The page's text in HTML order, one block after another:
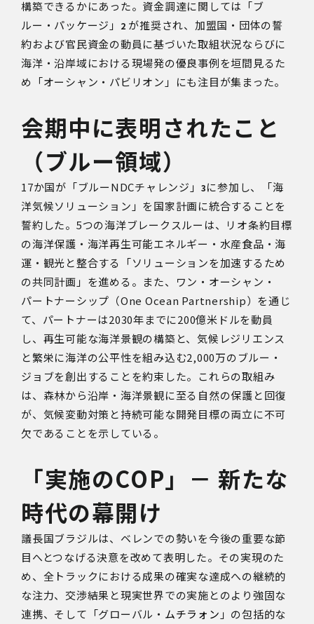
構築できるかにあった。資金調達に関しては「ブ
ルー・パッケージ」
2 が推奨され、加盟国・団体の誓
約および官民資金の動員に基づいた取組状況ならびに
海洋・沿岸域における現場発の優良事例を垣間見るた
め「オーシャン・パビリオン」にも注目が集まった。
会期中に表明されたこと
（ブルー領域）
17か国が「ブルーNDCチャレンジ」 3に参加し、「海
洋気候ソリューション」を国家計画に統合することを
誓約した。 5つの海洋ブレークスルーは、リオ条約目標
の海洋保護・海洋再生可能エネルギー・水産食品・海
運・観光と整合する「ソリューションを加速するため
の共同計画」を進める。また、ワン・オーシャン・
パートナーシップ（One Ocean Partnership）を通じ
て、パートナーは2030年までに200億米ドルを動員
し、再生可能な海洋景観の構築と、気候レジリエンス
と繁栄に海洋の公平性を組み込む2,000万のブルー・
ジョブを創出することを約束した。これらの取組み
は、森林から沿岸・海洋景観に至る自然の保護と回復
が、気候変動対策と持続可能な開発目標の両立に不可
欠であることを示している。
「実施のCOP 」－ 新たな
時代の幕開け
議長国ブラジルは、ベレンでの勢いを今後の重要な節
目へとつなげる決意を改めて表明した。その実現のた
め、全トラックにおける成果の確実な達成への継続的
な注力、交渉結果と現実世界での実施とのより強固な
連携、そして「グローバル・ ムチラォン 」の包括的な